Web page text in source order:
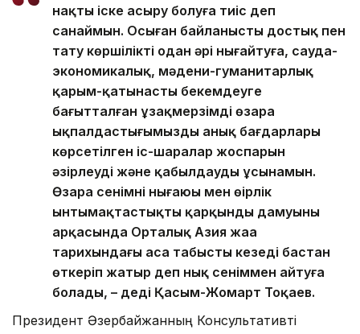
нақты іске асыру болуға тиіс деп
санаймын. Осыған байланысты достық пен
тату көршілікті одан әрі нығайтуға, сауда-
экономикалық, мәдени-гуманитарлық
қарым-қатынасты бекемдеуге
бағытталған ұзақмерзімді өзара
ықпалдастығымыздың анық бағдарлары
көрсетілген іс-шаралар жоспарын
әзірлеуді және қабылдауды ұсынамын.
Өзара сенімнің нығаюы мен өңірлік
ынтымақтастықтың қарқынды дамуының
арқасында Орталық Азия жаңа
тарихындағы аса табысты кезеңді бастан
өткеріп жатыр деп нық сеніммен айтуға
болады, – деді Қасым-Жомарт Тоқаев.
Президент Әзербайжанның Консультативті